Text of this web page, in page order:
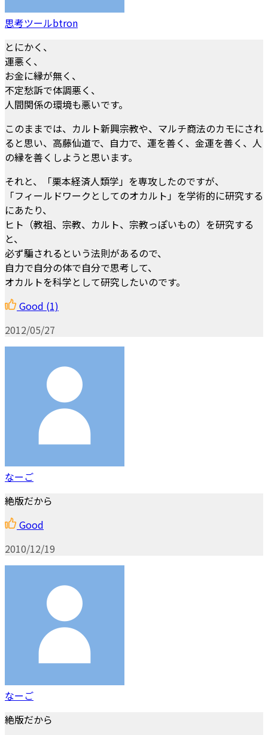
思考ツールbtron
とにかく、
運悪く、
お金に縁が無く、
不定愁訴で体調悪く、
人間関係の環境も悪いです。
このままでは、カルト新興宗教や、マルチ商法のカモにされ
ると思い、高藤仙道で、自力で、運を善く、金運を善く、人
の縁を善くしようと思います。
それと、「栗本経済人類学」を専攻したのですが、
「フィールドワークとしてのオカルト」を学術的に研究する
にあたり、
ヒト（教祖、宗教、カルト、宗教っぽいもの）を研究する
と、
必ず騙されるという法則があるので、
自力で自分の体で自分で思考して、
オカルトを科学として研究したいのです。
Good (1)
2012/05/27
なーご
絶版だから
Good
2010/12/19
なーご
絶版だから